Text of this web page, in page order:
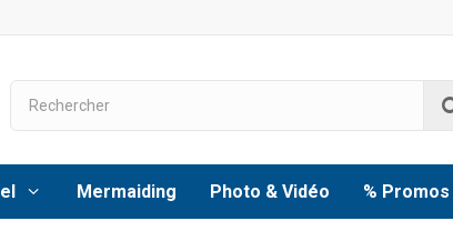
Mermaiding Photo & Vidéo % Promos